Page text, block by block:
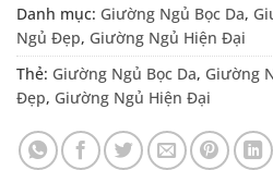
Danh mục: Giường Ngủ Bọc Da,
Ngủ Đẹp, Giường Ngủ Hiện Đại
Thẻ: Giường Ngủ Bọc Da, Giường
Đẹp, Giường Ngủ Hiện Đại